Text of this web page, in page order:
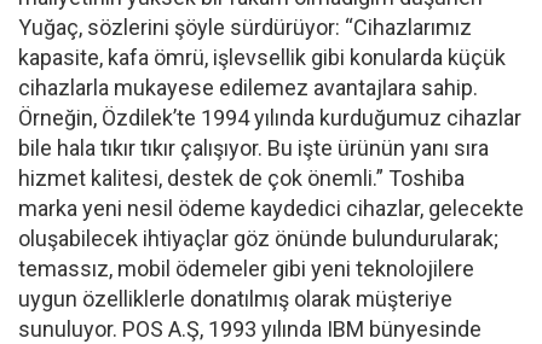
Yuğaç, sözlerini şöyle sürdürüyor: “Cihazlarımız
kapasite, kafa ömrü, işlevsellik gibi konularda küçük
cihazlarla mukayese edilemez avantajlara sahip.
Örneğin, Özdilek’te 1994 yılında kurduğumuz cihazlar
bile hala tıkır tıkır çalışıyor. Bu işte ürünün yanı sıra
hizmet kalitesi, destek de çok önemli.” Toshiba
marka yeni nesil ödeme kaydedici cihazlar, gelecekte
oluşabilecek ihtiyaçlar göz önünde bulundurularak;
temassız, mobil ödemeler gibi yeni teknolojilere
uygun özelliklerle donatılmış olarak müşteriye
sunuluyor. POS A.Ş, 1993 yılında IBM bünyesinde